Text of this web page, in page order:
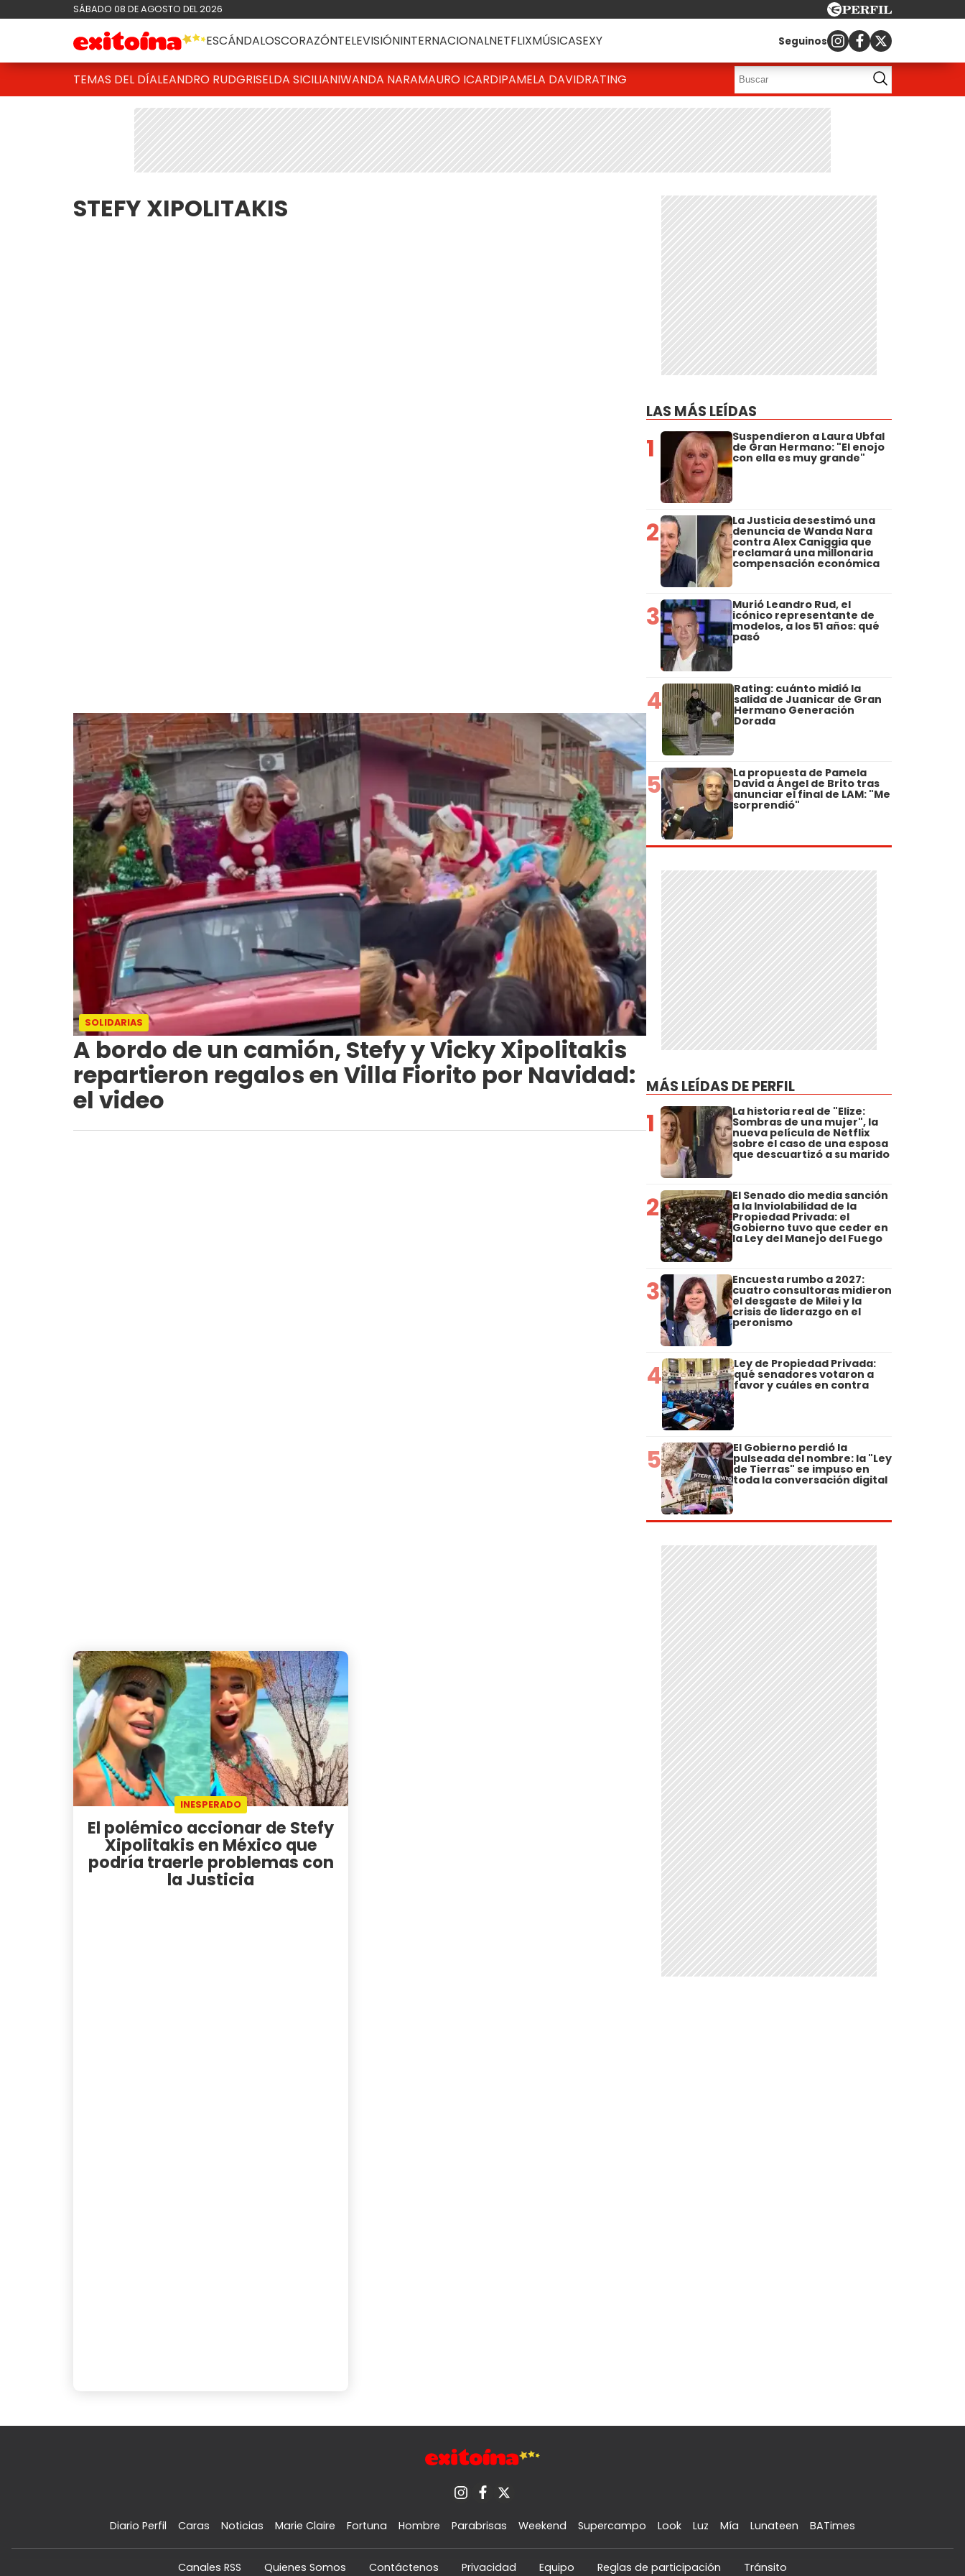
SÁBADO 08 DE AGOSTO DEL 2026
ESCÁNDALOSCORAZÓNTELEVISIÓNINTERNACIONALNETFLIXMÚSICASEXY Seguinos
TEMAS DEL DÍALEANDRO RUDGRISELDA SICILIANIWANDA NARAMAURO ICARDIPAMELA DAVIDRATING
STEFY XIPOLITAKIS
SOLIDARIAS
A bordo de un camión, Stefy y Vicky Xipolitakis
repartieron regalos en Villa Fiorito por Navidad:
el video
INESPERADO
El polémico accionar de Stefy
Xipolitakis en México que
podría traerle problemas con
la Justicia
LAS MÁS LEÍDAS
1 Suspendieron a Laura Ubfal
de Gran Hermano: "El enojo
con ella es muy grande"
2 La Justicia desestimó una
denuncia de Wanda Nara
contra Alex Caniggia que
reclamará una millonaria
compensación económica
3 Murió Leandro Rud, el
icónico representante de
modelos, a los 51 años: qué
pasó
4 Rating: cuánto midió la
salida de Juanicar de Gran
Hermano Generación
Dorada
5 La propuesta de Pamela
David a Ángel de Brito tras
anunciar el final de LAM: "Me
sorprendió"
MÁS LEÍDAS DE PERFIL
1 La historia real de "Elize:
Sombras de una mujer", la
nueva película de Netflix
sobre el caso de una esposa
que descuartizó a su marido
2 El Senado dio media sanción
a la Inviolabilidad de la
Propiedad Privada: el
Gobierno tuvo que ceder en
la Ley del Manejo del Fuego
3 Encuesta rumbo a 2027:
cuatro consultoras midieron
el desgaste de Milei y la
crisis de liderazgo en el
peronismo
4 Ley de Propiedad Privada:
qué senadores votaron a
favor y cuáles en contra
5 El Gobierno perdió la
pulseada del nombre: la "Ley
de Tierras" se impuso en
toda la conversación digital
Diario Perfil Caras Noticias Marie Claire Fortuna Hombre Parabrisas Weekend Supercampo Look Luz Mía Lunateen BATimes
Canales RSS Quienes Somos Contáctenos Privacidad Equipo Reglas de participación Tránsito